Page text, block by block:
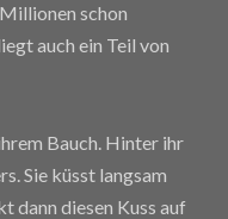
schon
auch ein Teil von
Bauch. Hinter ihr
Sie küsst langsam
dann diesen Kuss auf